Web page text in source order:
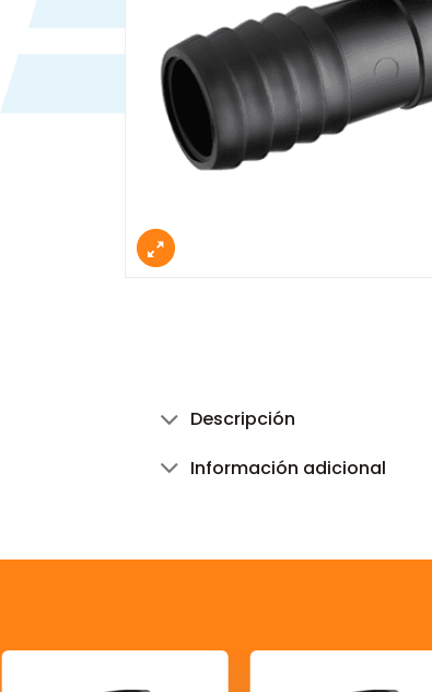
Descripción
Información adicional